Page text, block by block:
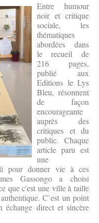
Entre humour
noir et critique
sociale, les
thématiques
abordées dans
le recueil de
216 pages,
publié aux
Editions le Lys
Bleu, résonnent
de façon
encourageante
auprès des
critiques et du
public. Chaque
article paru est
une
pour donner vie à ces
Gassongo a choisi
que c'est une ville à taille
C’est un point
échange direct et sincère